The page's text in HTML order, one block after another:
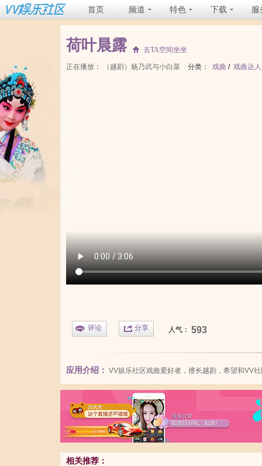
首页 频道 特色 下载 服
荷叶晨露 去TA空间坐坐
正在播放： （越剧）杨乃武与小白菜 分类： 戏曲 / 戏曲达人
评论 分享 人气： 593
应用介绍： VV娱乐社区戏曲爱好者，擅长越剧，希望和VV
相关推荐：